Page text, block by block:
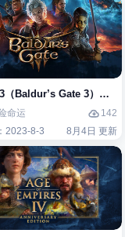
Marine 2）免安装中文
（Baldur’s Gate 3）免安
命运
142
2023-8-3
8月4日 更新